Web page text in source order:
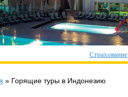
Страхование
» Горящие туры в Индонезию